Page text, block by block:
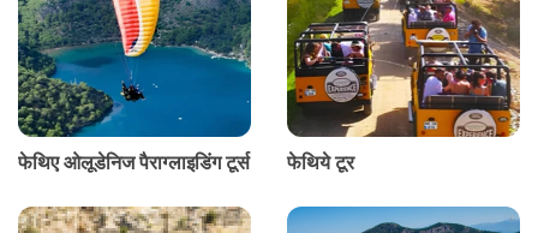
फेथिए ओलूडेनिज पैराग्लाइडिंग टूर्स फेथिये टूर